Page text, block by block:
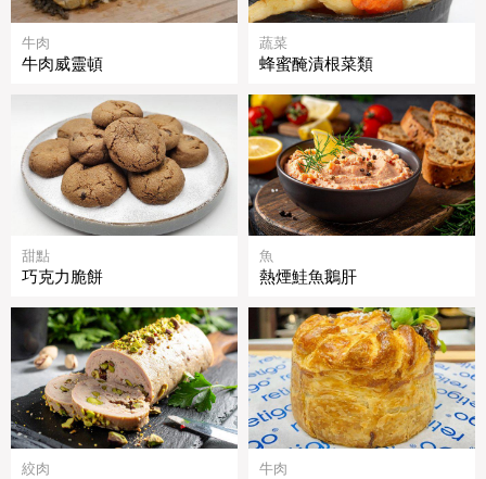
牛肉
牛肉威靈頓
蔬菜
蜂蜜醃漬根菜類
甜點
巧克力脆餅
魚
熱煙鮭魚鵝肝
絞肉 牛肉